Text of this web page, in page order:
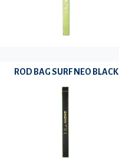
ROD BAG SURF NEO BLACK